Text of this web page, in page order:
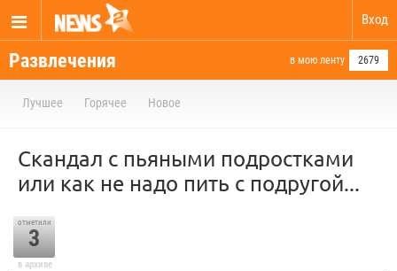
Вход
Развлечения в мою ленту 2679
Лучшее Горячее Новое
Скандал с пьяными подростками
или как не надо пить с подругой...
отметили
3
в архиве